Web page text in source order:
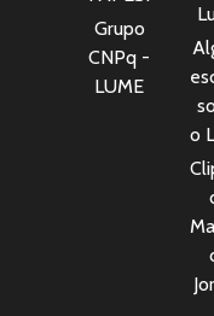
Grupo
CNPq -
LUME
o